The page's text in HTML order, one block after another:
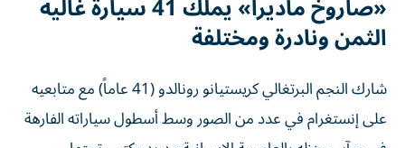
الثمن ونادرة ومختلفة
شارك النجم البرتغالي كريستيانو رونالدو (41 عاماً) مع متابعيه
على إنستغرام في عدد من الصور وسط أسطول سياراته الفارهة